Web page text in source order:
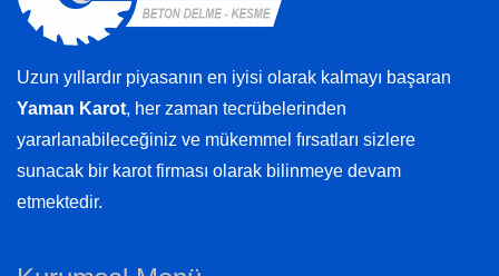
Uzun yıllardır piyasanın en iyisi olarak kalmayı başaran
Yaman Karot, her zaman tecrübelerinden
yararlanabileceğiniz ve mükemmel fırsatları sizlere
sunacak bir karot firması olarak bilinmeye devam
etmektedir.